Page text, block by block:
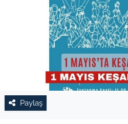
Paylaş
TARIM VE HAYVANCILIK
KÜLTÜR SANAT
RESMİ İLAN
SPOR